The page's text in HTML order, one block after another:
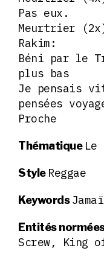
Pas eux.
Meurtrier
Rakim:
Béni par le
plus bas
Je pensais
pensées
Proche
Thématique Le
Style Reggae
Keywords
Entités
Screw, King